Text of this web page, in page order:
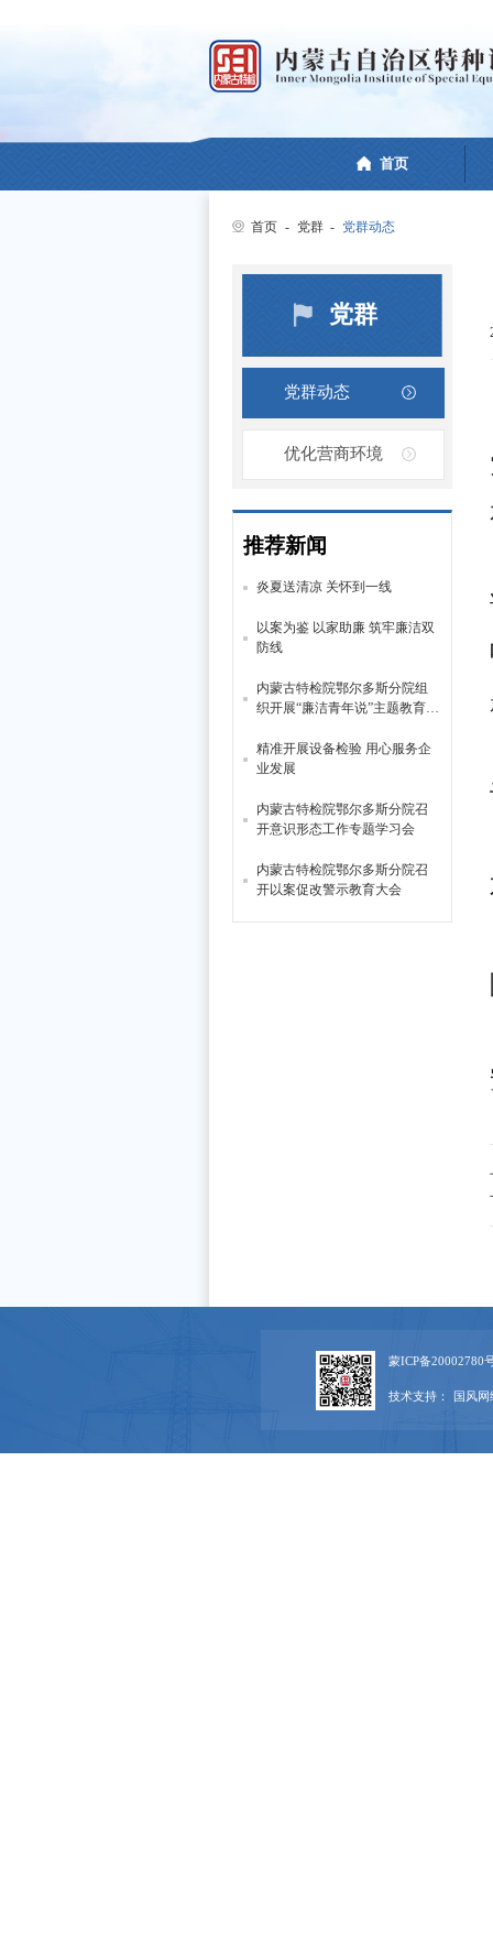
首页
首页 - 党群 - 党群动态
党群
党群动态
优化营商环境
推荐新闻
炎夏送清凉 关怀到一线
以案为鉴 以家助廉 筑牢廉洁双
防线
内蒙古特检院鄂尔多斯分院组
织开展“廉洁青年说”主题教育活
精准开展设备检验 用心服务企
业发展
内蒙古特检院鄂尔多斯分院召
开意识形态工作专题学习会
内蒙古特检院鄂尔多斯分院召
开以案促改警示教育大会
蒙ICP备20002780
技术支持： 国风网